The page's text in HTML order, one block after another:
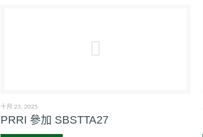
十月 23, 2025
PRRI 參加 SBSTTA27